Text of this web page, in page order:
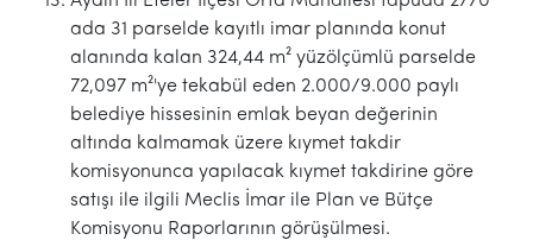
ada 31 parselde kayıtlı imar planında konut
alanında kalan 324,44 m² yüzölçümlü parselde
72,097 m²'ye tekabül eden 2.000/9.000 paylı
belediye hissesinin emlak beyan değerinin
altında kalmamak üzere kıymet takdir
komisyonunca yapılacak kıymet takdirine göre
satışı ile ilgili Meclis İmar ile Plan ve Bütçe
Komisyonu Raporlarının görüşülmesi.